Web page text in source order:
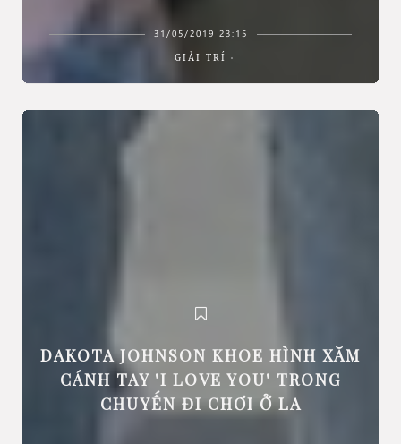
31/05/2019 23:15
GIẢI TRÍ
DAKOTA JOHNSON KHOE HÌNH XĂM
CÁNH TAY 'I LOVE YOU' TRONG
CHUYẾN ĐI CHƠI Ở LA